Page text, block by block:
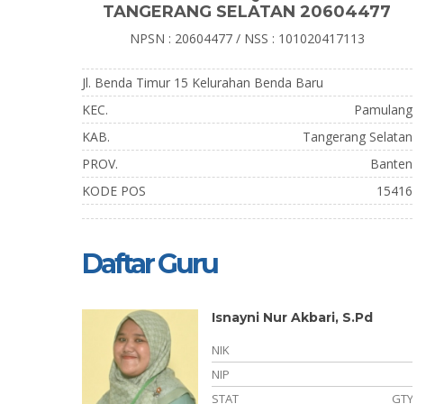
TANGERANG SELATAN 20604477
NPSN : 20604477 / NSS : 101020417113
Jl. Benda Timur 15 Kelurahan Benda Baru
KEC.
Pamulang
KAB.
Tangerang Selatan
PROV.
Banten
KODE POS
15416
Daftar Guru
Isnayni Nur Akbari, S.Pd
NIK
NIP
STAT
GTY